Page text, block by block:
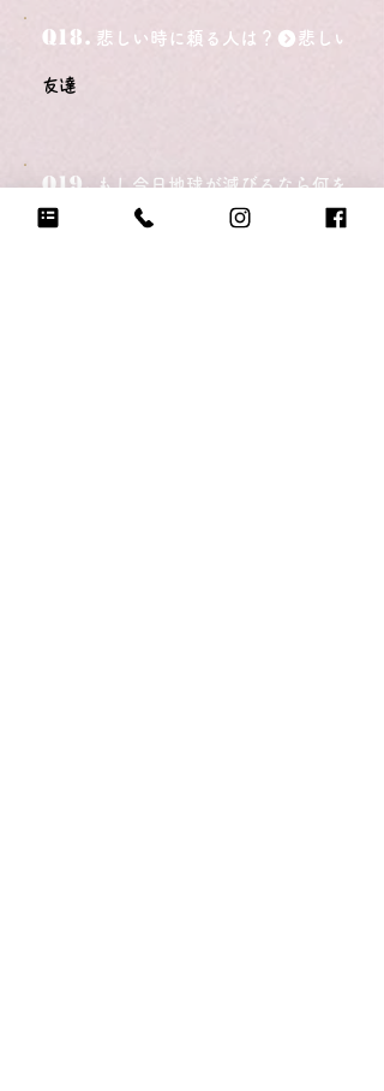
Q18. 悲しい時に頼る人は？
友達
Q19. もし今日地球が滅びるなら何をする
チアをする